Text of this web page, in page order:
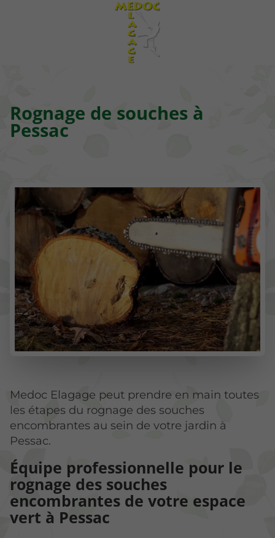
Rognage de souches à
Pessac
Medoc Elagage peut prendre en main toutes
les étapes du rognage des souches
encombrantes au sein de votre jardin à
Pessac.
Équipe professionnelle pour le
rognage des souches
encombrantes de votre espace
vert à Pessac